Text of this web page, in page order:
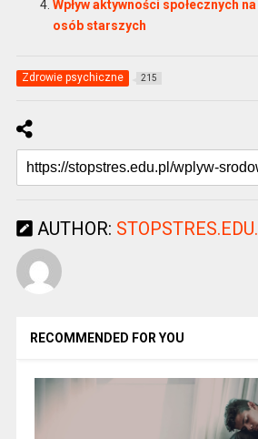
Wpływ aktywności społecznych
osób starszych
Zdrowie psychiczne 215
AUTHOR:
RECOMMENDED FOR YOU